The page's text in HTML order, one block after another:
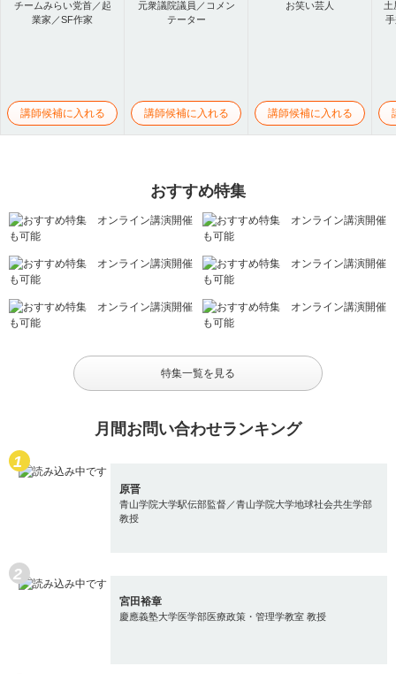
チームみらい党首／起
業家／SF作家
講師候補に入れる
元衆議院議員／コメン
テーター
講師候補に入れる
お笑い芸人
講師候補に入れる
土
おすすめ特集
特集一覧を見る
月間お問い合わせランキング
原晋
青山学院大学駅伝部監督／青山学院大学地球社会共生学部
教授
宮田裕章
慶應義塾大学医学部医療政策・管理学教室 教授